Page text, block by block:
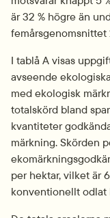
är 32 % högre än
I tablå A visas
avseende
med ekologisk
totalskörd bland
kvantiteter
märkning. Skörden
per hektar, vilket är
konventionellt odlat